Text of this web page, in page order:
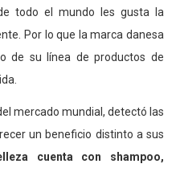
todo el mundo les gusta la
Por lo que la marca danesa
de su línea de productos de
mercado mundial, detectó las
un beneficio distinto a sus
cuenta con shampoo,